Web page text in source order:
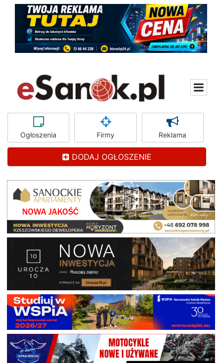
Ogłoszenia Firmy Reklama
DODAJ OGŁOSZENIE